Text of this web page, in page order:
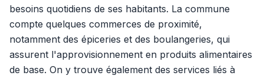
besoins quotidiens de ses habitants. La commune
compte quelques commerces de proximité,
notamment des épiceries et des boulangeries, qui
assurent l'approvisionnement en produits alimentaires
de base. On y trouve également des services liés à